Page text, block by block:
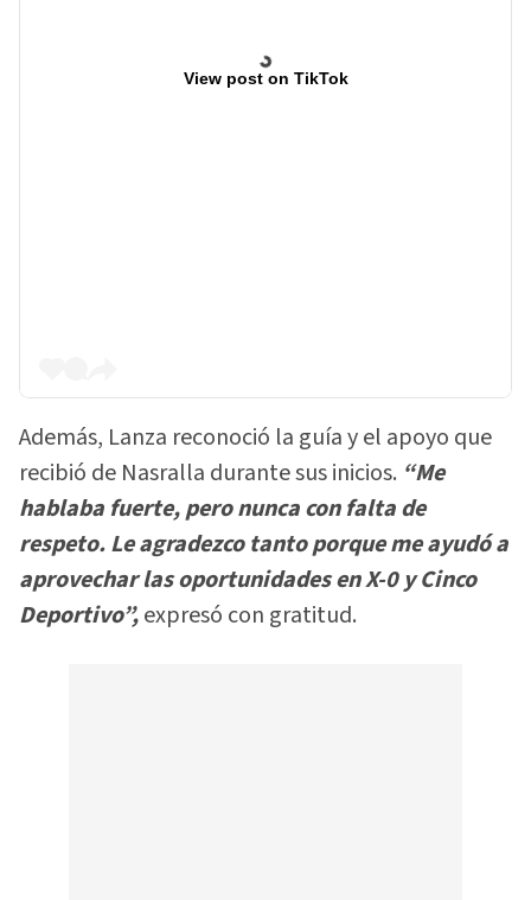
View post on TikTok
Además, Lanza reconoció la guía y el apoyo que
recibió de Nasralla durante sus inicios. “Me
hablaba fuerte, pero nunca con falta de
respeto. Le agradezco tanto porque me ayudó a
aprovechar las oportunidades en X-0 y Cinco
Deportivo”,expresó con gratitud.